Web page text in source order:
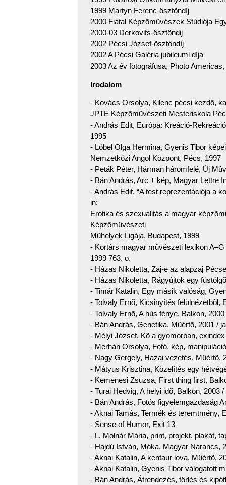
1999 Martyn Ferenc-ösztöndíj
2000 Fiatal Képzõmûvészek Stúdiója
2000-03 Derkovits-ösztöndij
2002 Pécsi József-ösztöndíj
2002 A Pécsi Galéria jubileumi díja
2003 Az év fotográfusa, Photo
Irodalom
- Kovács Orsolya, Kilenc pécsi kezdõ,
JPTE Képzõmûvészeti Mesteriskola
- András Edit, Európa: Kreáció-
1995
- Löbel Olga Hermina, Gyenis Tibor
Nemzetközi Angol Központ, Pécs, 1997
- Peták Péter, Hárman háromfelé, Új
- Bán András, Arc + kép, Magyar Lettre
- András Edit, “A test reprezentációja a
in:
Erotika és szexualitás a magyar
Képzõmûvészeti
Mûhelyek Ligája, Budapest, 1999
- Kortárs magyar mûvészeti lexikon
1999 763. o.
- Házas Nikoletta, Zaj-e az alapzaj
- Házas Nikoletta, Rágyújtok egy
- Timár Katalin, Egy másik valóság,
- Tolvaly Ernõ, Kicsinyítés felülnézetbõl,
- Tolvaly Ernõ, A hús fénye, Balkon,
- Bán András, Genetika, Mûértõ, 2001 /
- Mélyi József, Kõ a gyomorban, exindex
- Merhán Orsolya, Fotó, kép,
- Nagy Gergely, Hazai vezetés, Mûértõ,
- Mátyus Krisztina, Közelítés egy
- Kemenesi Zsuzsa, First thing first,
- Turai Hedvig, A helyi idõ, Balkon, 2003 /
- Bán András, Fotós figyelemgazdaság
- Aknai Tamás, Termék és teremtmény,
- Sense of Humor, Exit 13
- L. Molnár Mária, print, projekt, plakát,
- Hajdú István, Móka, Magyar Narancs,
- Aknai Katalin, A kentaur lova, Mûértõ,
- Aknai Katalin, Gyenis Tibor válogatott
- Bán András, Átrendezés, törlés és